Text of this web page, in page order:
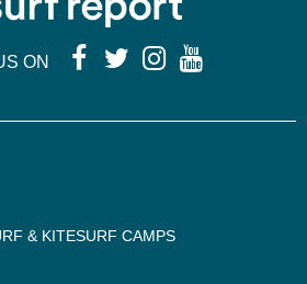
ON
& KITESURF CAMPS